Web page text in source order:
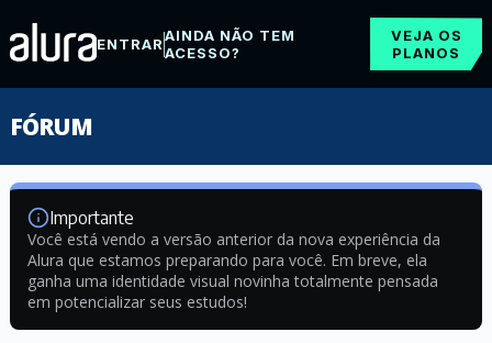
ENTRARAINDA NÃO TEM
ACESSO?
VEJA OS
PLANOS
FÓRUM
Importante
Você está vendo a versão anterior da nova experiência da
Alura que estamos preparando para você. Em breve, ela
ganha uma identidade visual novinha totalmente pensada
em potencializar seus estudos!